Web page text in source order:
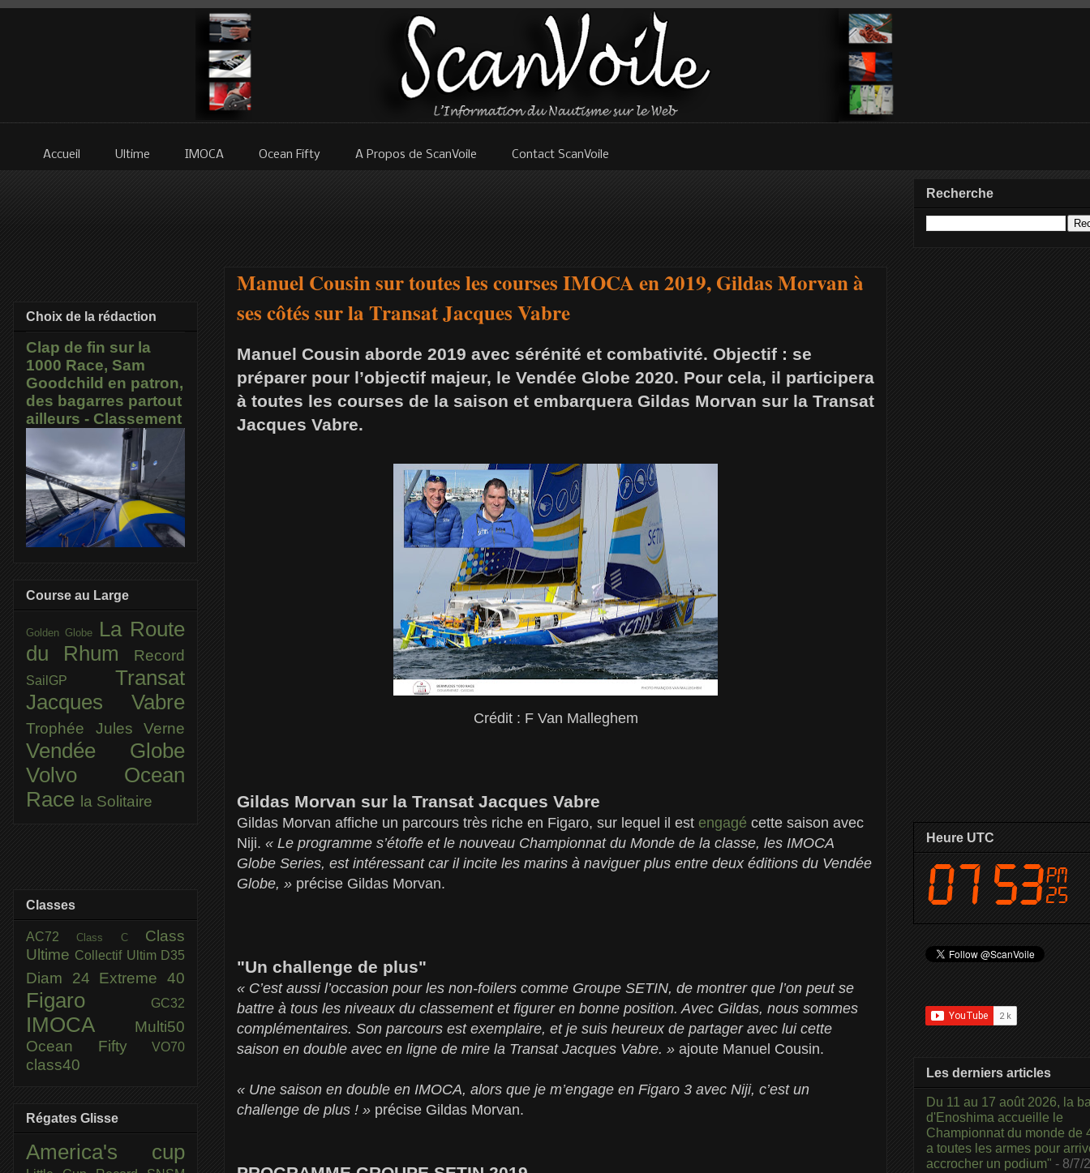
Accueil Ultime IMOCA Ocean Fifty A Propos de ScanVoile Contact ScanVoile
Manuel Cousin sur toutes les courses IMOCA en 2019, Gildas Morvan à
ses côtés sur la Transat Jacques Vabre
Manuel Cousin aborde 2019 avec sérénité et combativité. Objectif : se
préparer pour l’objectif majeur, le Vendée Globe 2020. Pour cela, il participera
à toutes les courses de la saison et embarquera Gildas Morvan sur la Transat
Jacques Vabre.
Crédit : F Van Malleghem
Gildas Morvan sur la Transat Jacques Vabre
Gildas Morvan affiche un parcours très riche en Figaro, sur lequel il est engagé cette saison avec
Niji. « Le programme s’étoffe et le nouveau Championnat du Monde de la classe, les IMOCA
Globe Series, est intéressant car il incite les marins à naviguer plus entre deux éditions du Vendée
Globe, » précise Gildas Morvan.
"Un challenge de plus"
« C’est aussi l’occasion pour les non-foilers comme Groupe SETIN, de montrer que l’on peut se
battre à tous les niveaux du classement et figurer en bonne position. Avec Gildas, nous sommes
complémentaires. Son parcours est exemplaire, et je suis heureux de partager avec lui cette
saison en double avec en ligne de mire la Transat Jacques Vabre. » ajoute Manuel Cousin.
« Une saison en double en IMOCA, alors que je m’engage en Figaro 3 avec Niji, c’est un
challenge de plus ! » précise Gildas Morvan.
Choix de la rédaction
Clap de fin sur la
1000 Race, Sam
Goodchild en patron,
des bagarres partout
ailleurs - Classement
Course au Large
Golden Globe
La Route
du Rhum
Record
SailGP Transat
Jacques Vabre
Trophée Jules Verne
Vendée Globe
Volvo Ocean
Race la Solitaire
Classes
AC72Class C Class
Ultime Collectif Ultim D35
Diam 24 Extreme 40
Figaro GC32
IMOCA
Multi50
Ocean Fifty
VO70
class40
Régates Glisse
America's cup
Recherche
Heure UTC
Les derniers articles
Du 11 au 17 août 2026, la
d'Enoshima accueille le
Championnat du monde de
a toutes les armes pour
accrocher un podium" - 8/7/